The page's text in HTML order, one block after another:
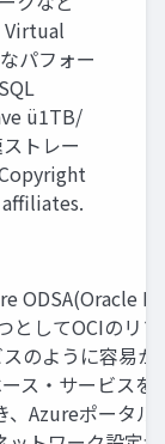
Virtual
パフォー
ü1TB/
トレー
ODSA(Oracle
としてOCIのリ
のように容易か
ス・サービスを
、Azureポータル